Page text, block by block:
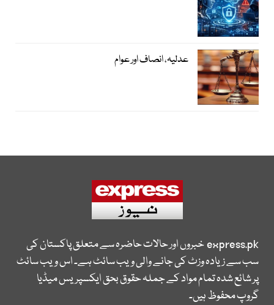
عدلیہ، انصاف اور عوام
express.pkخبروں اور حالات حاضرہ سے متعلق پاکستان کی
سب سے زیادہ وزٹ کی جانے والی ویب سائٹ ہے۔ اس ویب سائٹ
پر شائع شدہ تمام مواد کے جملہ حقوق بحق ایکسپریس میڈیا
گروپ محفوظ ہیں۔